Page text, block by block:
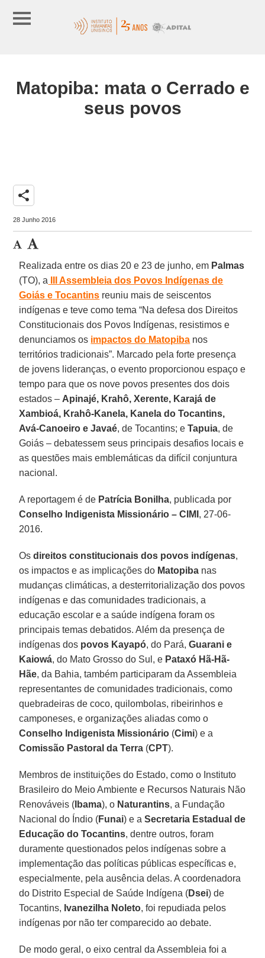
Matopiba: mata o Cerrado e
seus povos
share
28 Junho 2016
Realizada entre os dias 20 e 23 de junho, em Palmas
(TO), a III Assembleia dos Povos Indígenas de
Goiás e Tocantins reuniu mais de seiscentos
indígenas e teve como tema “Na defesa dos Direitos
Constitucionais dos Povos Indígenas, resistimos e
denunciamos os impactos do Matopiba nos
territórios tradicionais”. Marcado pela forte presença
de jovens lideranças, o evento proporcionou espaço e
tempo para que os nove povos presentes dos dois
estados – Apinajé, Krahô, Xerente, Karajá de
Xambioá, Krahô-Kanela, Kanela do Tocantins,
Avá-Canoeiro e Javaé, de Tocantins; eTapuia, de
Goiás – debatessem seus principais desafios locais e
as questões mais emblemáticas da difícil conjuntura
nacional.
A reportagem é de Patrícia Bonilha, publicada por
Conselho Indigenista Missionário – CIMI , 27-06-
2016.
Osdireitos constitucionais dos povos indígenas,
os impactos e as implicações do Matopiba nas
mudanças climáticas, a desterritorialização dos povos
indígenas e das comunidades tradicionais, a
educação escolar e a saúde indígena foram os
principais temas debatidos. Além da presença de
indígenas dos povos Kayapó, do Pará,Guarani e
Kaiowá, do Mato Grosso do Sul, e Pataxó Hã-Hã-
Hãe, da Bahia, também participaram da Assembleia
representantes de comunidades tradicionais, como
quebradeiras de coco, quilombolas, ribeirinhos e
camponeses, e organizações aliadas como o
Conselho Indigenista Missionário (Cimi) e a
Comissão Pastoral da Terra (CPT).
Membros de instituições do Estado, como o Instituto
Brasileiro do Meio Ambiente e Recursos Naturais Não
Renováveis ( Ibama), o Naturantins, a Fundação
Nacional do Índio (Funai) e aSecretaria Estadual de
Educação do Tocantins, dentre outros, foram
duramente questionados pelos indígenas sobre a
implementação das políticas públicas específicas e,
especialmente, pela ausência delas. A coordenadora
do Distrito Especial de Saúde Indígena (Dsei) de
Tocantins, Ivanezilha Noleto, foi repudiada pelos
indígenas por não ter comparecido ao debate.
De modo geral, o eixo central da Assembleia foi a